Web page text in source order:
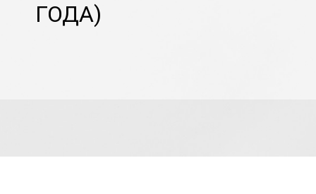
ГОДА)